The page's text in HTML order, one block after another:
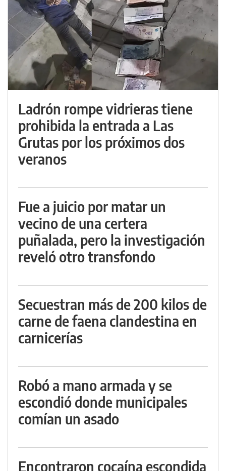
Ladrón rompe vidrieras tiene
prohibida la entrada a Las
Grutas por los próximos dos
veranos
Fue a juicio por matar un
vecino de una certera
puñalada, pero la investigación
reveló otro transfondo
Secuestran más de 200 kilos de
carne de faena clandestina en
carnicerías
Robó a mano armada y se
escondió donde municipales
comían un asado
Encontraron cocaína escondida